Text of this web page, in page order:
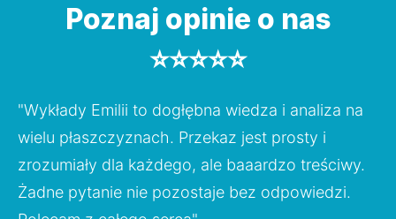
Poznaj opinie o nas
⭐️⭐️⭐️⭐️⭐️
"Wykłady Emilii to dogłębna wiedza i analiza na
wielu płaszczyznach. Przekaz jest prosty i
zrozumiały dla każdego, ale baaardzo treściwy.
Żadne pytanie nie pozostaje bez odpowiedzi.